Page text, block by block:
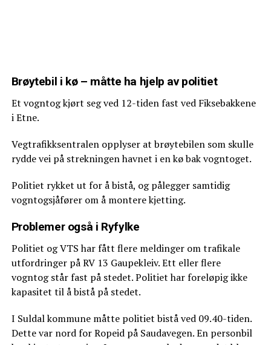
Brøytebil i kø – måtte ha hjelp av politiet
Et vogntog kjørt seg ved 12-tiden fast ved Fiksebakkene
i Etne.
Vegtrafikksentralen opplyser at brøytebilen som skulle
rydde vei på strekningen havnet i en kø bak vogntoget.
Politiet rykket ut for å bistå, og pålegger samtidig
vogntogsjåfører om å montere kjetting.
Problemer også i Ryfylke
Politiet og VTS har fått flere meldinger om trafikale
utfordringer på RV 13 Gaupekleiv. Ett eller flere
vogntog står fast på stedet. Politiet har foreløpig ikke
kapasitet til å bistå på stedet.
I Suldal kommune måtte politiet bistå ved 09.40-tiden.
Dette var nord for Ropeid på Saudavegen. En personbil